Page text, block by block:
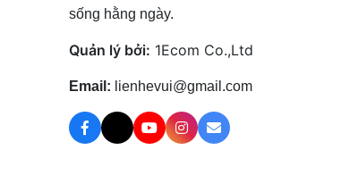
sống hằng ngày.
Quản lý bởi: 1Ecom Co.,Ltd
Email: lienhevui@gmail.com